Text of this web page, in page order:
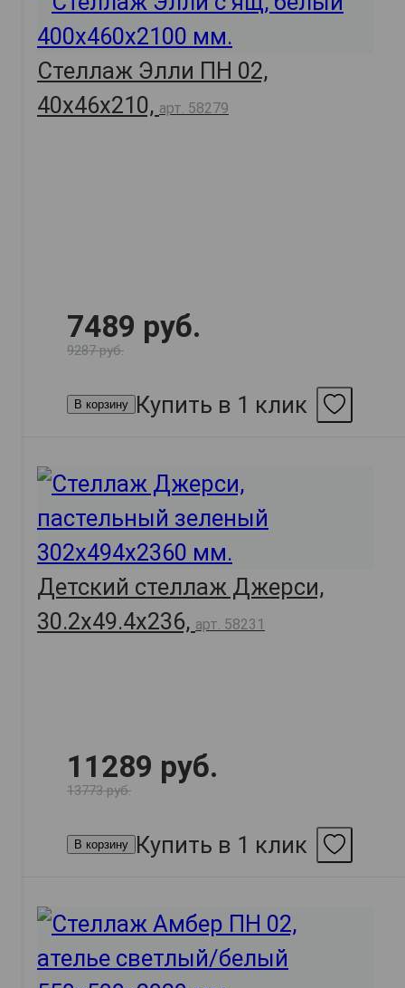
Стеллаж Элли ПН 02,
40х46х210, арт. 58279
7489 руб.
9287 руб.
В корзину Купить в 1 клик
Детский стеллаж Джерси,
30.2х49.4х236, арт. 58231
11289 руб.
13773 руб.
В корзину Купить в 1 клик